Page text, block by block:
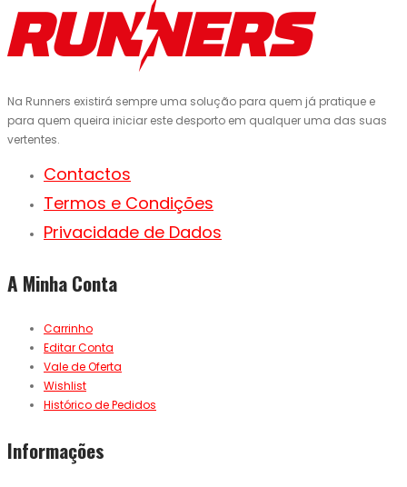
Na Runners existirá sempre uma solução para quem já pratique e
para quem queira iniciar este desporto em qualquer uma das suas
vertentes.
Contactos
Termos e Condições
Privacidade de Dados
A Minha Conta
Carrinho
Editar Conta
Vale de Oferta
Wishlist
Histórico de Pedidos
Informações